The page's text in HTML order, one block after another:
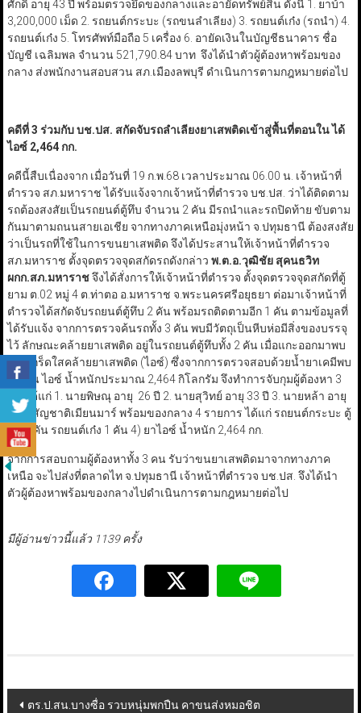
ศักดิ์ อายุ 43 ปี พร้อมตรวจยึดของกลางและอายัดทรัพย์สิน ดังนี้ 1. ยาบ้า
3,200,000 เม็ด 2. รถยนต์กระบะ (รถขนลำเลียง) 3. รถยนต์เก๋ง (รถนำ) 4.
รถยนต์เก๋ง 5. โทรศัพท์มือถือ 5 เครื่อง 6. อายัดเงินในบัญชีธนาคาร ชื่อ
บัญชี เฉลิมพล จำนวน 521,790.84 บาท จึงได้นำตัวผู้ต้องหาพร้อมของ
กลาง ส่งพนักงานสอบสวน สภ.เมืองลพบุรี ดำเนินการตามกฎหมายต่อไป
คดีที่ 3 ร่วมกับ บช.ปส. สกัดจับรถลำเลียงยาเสพติดเข้าสู่พื้นที่ตอนใน ได้
ไอซ์ 2,464 กก.
คดีนี้สืบเนื่องจาก เมื่อวันที่ 19 ก.พ.68 เวลาประมาณ 06.00 น. เจ้าหน้าที่
ตำรวจ สภ.มหาราช ได้รับแจ้งจากเจ้าหน้าที่ตำรวจ บช.ปส. ว่าได้ติดตาม
รถต้องสงสัยเป็นรถยนต์ตู้ทึบ จำนวน 2 คัน มีรถนำและรถปิดท้าย ขับตาม
กันมาตามถนนสายเอเชีย จากทางภาคเหนือมุ่งหน้า จ.ปทุมธานี ต้องสงสัย
ว่าเป็นรถที่ใช้ในการขนยาเสพติด จึงได้ประสานให้เจ้าหน้าที่ตำรวจ
สภ.มหาราช ตั้งจุดตรวจจุดสกัดรถดังกล่าว พ.ต.อ.วุฒิชัย สุคนธวิท
ผกก.สภ.มหาราชจึงได้สั่งการให้เจ้าหน้าที่ตำรวจ ตั้งจุดตรวจจุดสกัดที่ตู้
ยาม ต.02 หมู่ 4 ต.ท่าตอ อ.มหาราช จ.พระนครศรีอยุธยา ต่อมาเจ้าหน้าที่
ตำรวจได้สกัดจับรถยนต์ตู้ทึบ 2 คัน พร้อมรถติดตามอีก 1 คัน ตามข้อมูลที่
ได้รับแจ้ง จากการตรวจค้นรถทั้ง 3 คัน พบมีวัตถุเป็นหีบห่อมีสิ่งของบรรจุ
ไว้ ลักษณะคล้ายยาเสพติด อยู่ในรถยนต์ตู้ทึบทั้ง 2 คัน เมื่อแกะออกมาพบ
วัตถุเกร็ดใสคล้ายยาเสพติด (ไอซ์) ซึ่งจากการตรวจสอบด้วยน้ำยาเคมีพบ
ว่าเป็น ไอซ์ น้ำหนักประมาณ 2,464 กิโลกรัม จึงทำการจับกุมผู้ต้องหา 3
คน ได้แก่ 1. นายพิษณุ อายุ 26 ปี 2. นายสุวิทย์ อายุ 33 ปี 3. นายหล้า อายุ
41 ปี สัญชาติเมียนมาร์ พร้อมของกลาง 4 รายการ ได้แก่ รถยนต์กระบะ ตู้
ทึบ 2 คัน รถยนต์เก๋ง 1 คัน 4) ยาไอซ์ น้ำหนัก 2,464 กก.
จากการสอบถามผู้ต้องหาทั้ง 3 คน รับว่าขนยาเสพติดมาจากทางภาค
เหนือ จะไปส่งที่ตลาดไท จ.ปทุมธานี เจ้าหน้าที่ตำรวจ บช.ปส. จึงได้นำ
ตัวผู้ต้องหาพร้อมของกลางไปดำเนินการตามกฎหมายต่อไป
มีผู้อ่านข่าวนี้แล้ว 1139 ครั้ง
Post
ตร.ป.สน.บางซื่อ รวบหนุ่มพกปืน คาขนส่งหมอชิต